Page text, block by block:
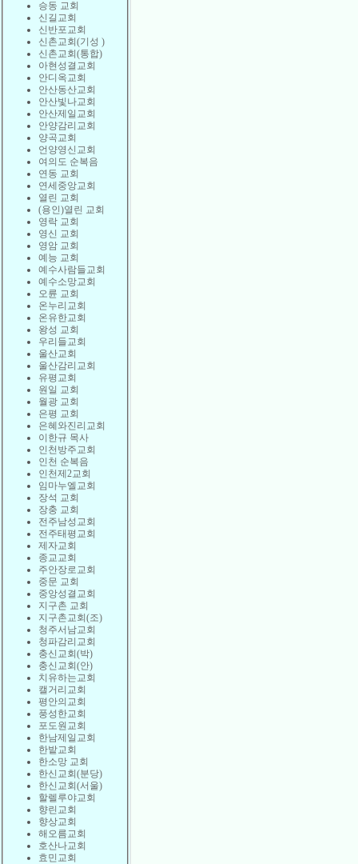
승동 교회
신길교회
신반포교회
신촌교회(기성 )
신촌교회(통합)
아현성결교회
안디옥교회
안산동산교회
안산빛나교회
안산제일교회
안양감리교회
양곡교회
언양영신교회
여의도 순복음
연동 교회
연세중앙교회
열린 교회
(용인)열린 교회
영락 교회
영신 교회
영암 교회
예능 교회
예수사람들교회
예수소망교회
오륜 교회
온누리교회
온유한교회
왕성 교회
우리들교회
울산교회
울산감리교회
유평교회
원일 교회
월광 교회
은평 교회
은혜와진리교회
이한규 목사
인천방주교회
인천 순복음
인천제2교회
임마누엘교회
장석 교회
장충 교회
전주남성교회
전주태평교회
제자교회
종교교회
주안장로교회
중문 교회
중앙성결교회
지구촌 교회
지구촌교회(조)
청주서남교회
청파감리교회
충신교회(박)
충신교회(안)
치유하는교회
캘거리교회
평안의교회
풍성한교회
포도원교회
한남제일교회
한밭교회
한소망 교회
한신교회(분당)
한신교회(서울)
할렐루야교회
향린교회
향상교회
해오름교회
호산나교회
효민교회